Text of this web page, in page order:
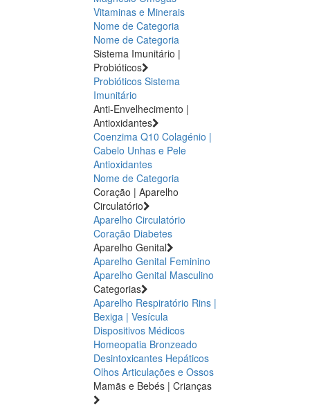
Vitaminas e Minerais
Nome de Categoria
Nome de Categoria
Sistema Imunitário |
Probióticos
Probióticos Sistema
Imunitário
Anti-Envelhecimento |
Antioxidantes
Coenzima Q10 Colagénio |
Cabelo Unhas e Pele
Antioxidantes
Nome de Categoria
Coração | Aparelho
Circulatório
Aparelho Circulatório
Coração Diabetes
Aparelho Genital
Aparelho Genital Feminino
Aparelho Genital Masculino
Categorias
Aparelho Respiratório Rins |
Bexiga | Vesícula
Dispositivos Médicos
Homeopatia Bronzeado
Desintoxicantes Hepáticos
Olhos Articulações e Ossos
Mamãs e Bebés | Crianças